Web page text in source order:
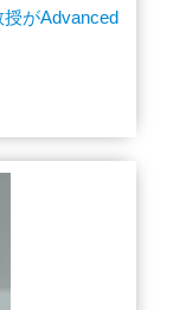
がAdvanced